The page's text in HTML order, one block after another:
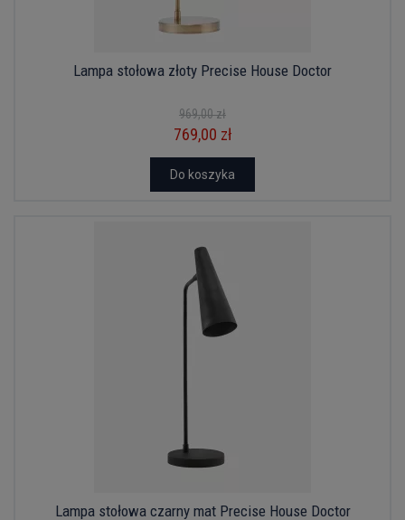
Lampa stołowa złoty Precise House Doctor
969,00 zł
769,00 zł
Do koszyka
Lampa stołowa czarny mat Precise House Doctor